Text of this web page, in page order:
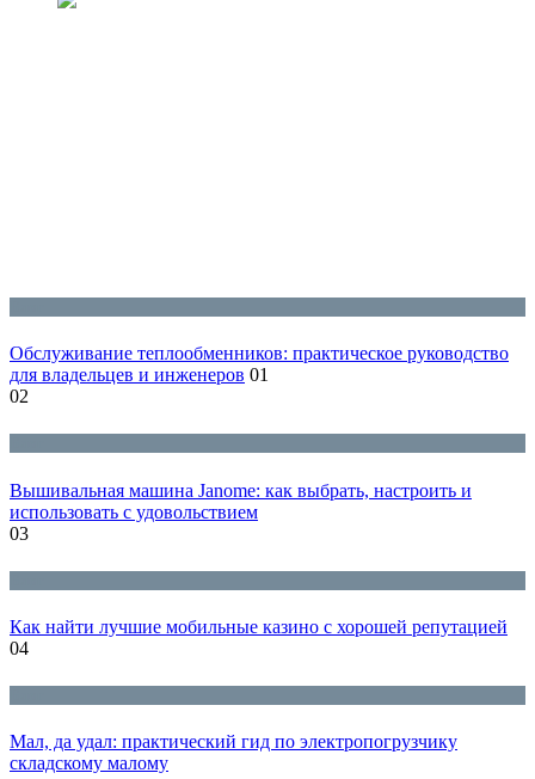
Обслуживание теплообменников: практическое руководство
для владельцев и инженеров 01
02
Вышивальная машина Janome: как выбрать, настроить и
использовать с удовольствием
03
Как найти лучшие мобильные казино с хорошей репутацией
04
Мал, да удал: практический гид по электропогрузчику
складскому малому